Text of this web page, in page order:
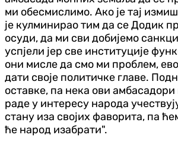
ми обесмислимо. Ако је тај
је кулминирао тим да се Додик
осуди, да ми сви добијемо
успјели јер све институције
они мисле да смо ми проблем,
дати своје политичке главе.
оставке, па нека ови амбасадори
раде у интересу народа
стану иза својих фаворита, па
ће народ изабрати".